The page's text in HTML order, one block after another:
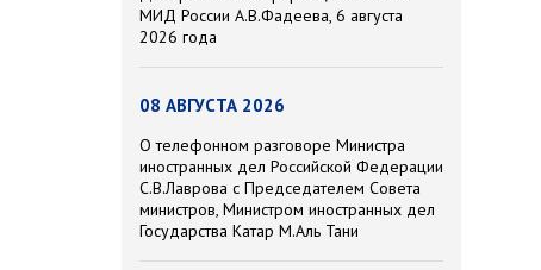
МИД России А.В.Фадеева, 6 августа
2026 года
08 АВГУСТА 2026
О телефонном разговоре Министра
иностранных дел Российской Федерации
С.В.Лаврова с Председателем Совета
министров, Министром иностранных дел
Государства Катар М.Аль Тани